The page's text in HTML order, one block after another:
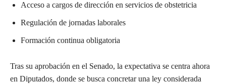
Acceso a cargos de dirección en servicios de obstetricia
Regulación de jornadas laborales
Formación continua obligatoria
Tras su aprobación en el Senado, la expectativa se centra ahora
en Diputados, donde se busca concretar una ley considerada